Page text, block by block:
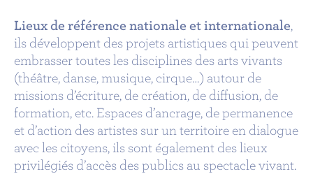
Lieux de référence nationale et internationale,
ils développent des projets artistiques qui peuvent
embrasser toutes les disciplines des arts vivants
(théâtre, danse, musique, cirque…) autour de
missions d’écriture, de création, de diffusion, de
formation, etc. Espaces d’ancrage, de permanence
et d’action des artistes sur un territoire en dialogue
avec les citoyens, ils sont également des lieux
privilégiés d’accès des publics au spectacle vivant.